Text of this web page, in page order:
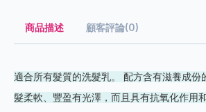
商品描述 顧客評論(0)
適合所有髮質的洗髮乳。 配方含有滋養成份
髮柔軟、豐盈有光澤，而且具有抗氧化作用